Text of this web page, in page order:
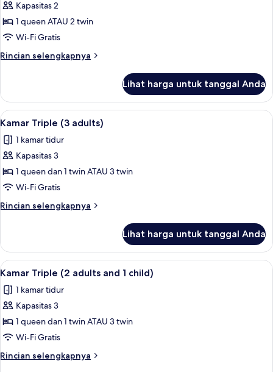
Orang
untuk
Kamar
Double
Superior
Kapasitas 2
1 queen ATAU 2 twin
Wi-Fi Gratis
Rincian selengkapnya
Rincian
Kamar
Double
Superior
Lihat harga untuk tanggal Anda
Lihat
semua
foto
untuk
Kamar
Triple
(3
adults)
Pancuran hujan, pengering rambut,
9
Kamar Triple (3 adults)
1 kamar tidur
Kapasitas 3
1 queen dan 1 twin ATAU 3 twin
Wi-Fi Gratis
Rincian selengkapnya
Rincian
Kamar
Triple
(3
Lihat harga untuk tanggal Anda
Lihat
semua
foto
untuk
Kamar
Triple
(2
adults
Pancuran hujan, pengering rambut,
9
Kamar Triple (2 adults and 1 child)
1 kamar tidur
Kapasitas 3
1 queen dan 1 twin ATAU 3 twin
Wi-Fi Gratis
Rincian selengkapnya
Rincian